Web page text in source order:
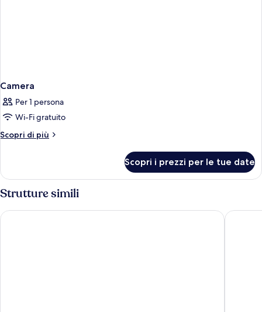
Camera
Per 1 persona
Wi-Fi gratuito
Scopri di più
Altri
Scopri i prezzi per le tue date
Strutture simili
Grande Centre Point Space Pattaya Holiday